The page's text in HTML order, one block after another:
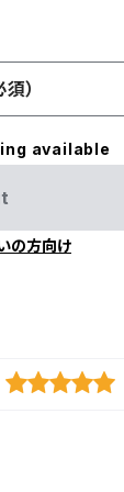
）
available
の方向け